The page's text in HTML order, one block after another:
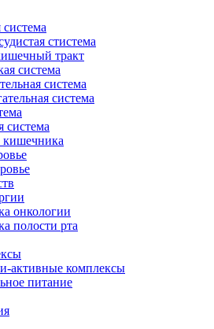
стистема
тракт
система
система
система
система
онкологии
полости рта
активные комплексы
питание